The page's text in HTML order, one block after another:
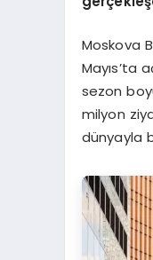
Moskova
Mayıs’ta
sezon
milyon
dünyayla